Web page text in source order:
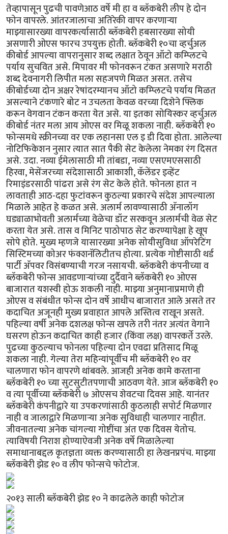
तेव्हापासून पुढची पावणेआठ वर्षे मी हा व ब्लॅकबेरी लीप हे दोन
फोन वापरले. आंतरजालाचा अतिरेकी वापर करणार्‍या
माझ्यासारख्या वापरकर्त्यासाठी ब्लॅकबेरी हबसारख्या सोयी
असणारी ओएस फारच उपयुक्त होती. ब्लॅकबेरी १०चा व्हर्चुअल
कीबोर्ड आपल्या वापरानुसार शब्द लक्षात ठेवून ऑटो कम्प्लिटचे
पर्याय सुचवित असे. मिपावर मी फोनवरून टंकत असणारे मराठी
शब्द देवनागरी लिपीत मला सहजपणे मिळत असत. तसेच
कीबोर्डच्या दोन अक्षर रेषांदरम्यानच ऑटो कम्प्लिटचे पर्याय मिळत
असल्याने टंकणारे बोट न उचलता केवळ वरच्या दिशेने फ्लिक
करून वेगवान टंकन करता येत असे. या इतका सोयिस्कर व्हर्चुअल
कीबोर्ड नंतर मला आय ओएस वर मिळू शकला नाही. ब्लॅकबेरी १०
फोन्समधे स्क्रीनच्या वर एक लहानसा एल इ डी दिवा होता. आलेल्या
नोटिफिकेशन नुसार त्यात सात पैकी सेट केलेला नेमका रंग दिसत
असे. उदा. नव्या ईमेलासाठी मी तांबडा, नव्या एसएमएससाठी
हिरवा, मेसेंजरच्या संदेशासाठी आकाशी, कॅलेंडर इव्हेंट
रिमाइंडरसाठी पांढरा असे रंग सेट केले होते. फोनला हात न
लावताही आठ-दहा फुटांवरून कुठल्या प्रकारचे संदेश आपल्याला
मिळाले आहेत हे कळत असे. अलार्म लावण्यासाठी अ‍ॅनालॉग
घड्याळाभोवती अलार्मच्या वेळेचा डॉट सरकवून अलार्मची वेळ सेट
करता येत असे. तास व मिनिट पाठोपाठ सेट करण्यापेक्षा हे खूप
सोपे होते. मुख्य म्हणजे यासारख्या अनेक सोयीसुविधा ऑपरेटिंग
सिस्टिमच्या कोअर फंक्शनॅलिटीतच होत्या. प्रत्येक गोष्टीसाठी थर्ड
पार्टी अ‍ॅपवर विसंबण्याची गरज नसायची. ब्लॅकबेरी कंपनीच्या व
ब्लॅकबेरी फोन्स आवडणार्‍यांच्या दुर्दैवाने ब्लॅकबेरी १० ओएस
बाजारात यशस्वी होऊ शकली नाही. माझ्या अनुमानाप्रमाणे ही
ओएस व संबंधीत फोन्स दोन वर्षे आधीच बाजारात आले असते तर
कदाचित अजूनही मुख्य प्रवाहात आपले अस्तित्व राखून असते.
पहिल्या वर्षी अनेक दशलक्ष फोन्स खपले तरी नंतर अत्यंत वेगाने
घसरण होऊन कदाचित काही हजार (किंवा लक्ष) वापरकर्ते उरले.
पुढच्या कुठल्याच फोनला पहिल्या दोन एवढा प्रतिसाद मिळू
शकला नाही. गेल्या तेरा महिन्यांपूर्वीच मी ब्लॅकबेरी १० वर
चालणारा फोन वापरणे थांबवले. आजही अनेक कामे करताना
ब्लॅकबेरी १० च्या सुटसुटीतपणाची आठवण येते. आज ब्लॅकबेरी १०
व त्या पूर्वीच्या ब्लॅकबेरी ७ ओएसच शेवटचा दिवस आहे. यानंतर
ब्लॅकबेरी कंपनीद्वारे या उपकरणांसाठी कुठलाही सपोर्ट मिळणार
नाही व जालाद्वारे मिळणार्‍या अनेक सुविधाही चालणार नाहीत.
जीवनातल्या अनेक चांगल्या गोष्टींचा अंत एक दिवस येतोच.
त्याविषयी निराश होण्याऐवजी अनेक वर्षे मिळालेल्या
समाधानाबद्दल कृतज्ञता व्यक्त करण्यासाठी हा लेखनप्रपंच. माझ्या
ब्लॅकबेरी झेड १० व लीप फोन्सचे फोटोज.
२०१३ साली ब्लॅकबेरी झेड १० ने काढलेले काही फोटोज